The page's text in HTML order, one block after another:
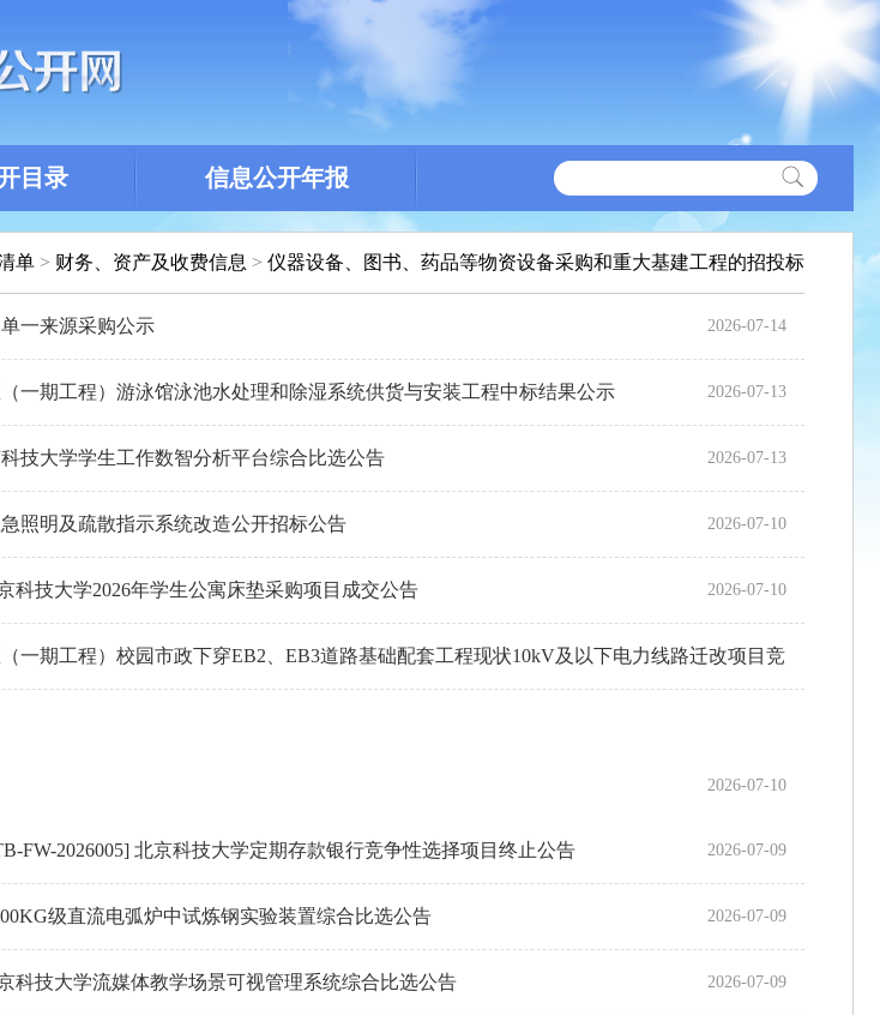
目录 信息公开年报
单 > 财务、资产及收费信息 > 仪器设备、图书、药品等物资设备采购和重大基建工程的招投标
一来源采购公示 2026-07-14
一期工程）游泳馆泳池水处理和除湿系统供货与安装工程中标结果公示 2026-07-13
科技大学学生工作数智分析平台综合比选公告 2026-07-13
照明及疏散指示系统改造公开招标公告 2026-07-10
科技大学2026年学生公寓床垫采购项目成交公告 2026-07-10
一期工程）校园市政下穿EB2、EB3道路基础配套工程现状10kV及以下电力线路迁改项目竞
2026-07-10
FW-2026005] 北京科技大学定期存款银行竞争性选择项目终止公告 2026-07-09
级直流电弧炉中试炼钢实验装置综合比选公告 2026-07-09
科技大学流媒体教学场景可视管理系统综合比选公告 2026-07-09